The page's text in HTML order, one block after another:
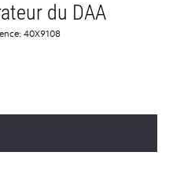
du DAA
40X9108